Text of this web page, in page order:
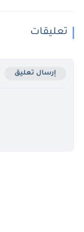
تعليقات
إرسال تعليق